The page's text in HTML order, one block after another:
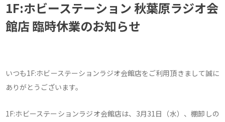
1F:ホビーステーション 秋葉原ラジオ会
館店 臨時休業のお知らせ
いつも1F:ホビーステーションラジオ会館店をご利用頂きまして誠に
ありがとうございます。
1F:ホビーステーションラジオ会館店は、3月31日（水）、棚卸しの